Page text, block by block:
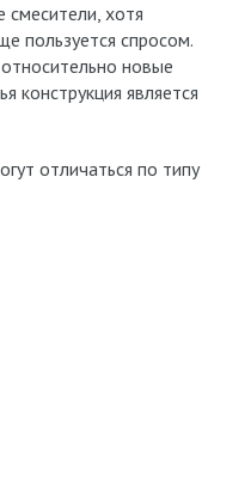
хотя
пользуется спросом.
новые
конструкция является
отличаться по типу